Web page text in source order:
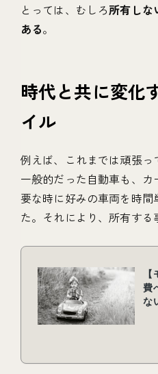
とっては、むしろ所有しな
ある。
時代と共に変化
イル
例えば、これまでは頑張
一般的だった自動車も、
要な時に好みの車両を時間
た。それにより、所有する